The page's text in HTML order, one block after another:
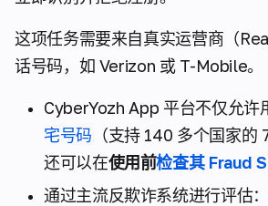
这项任务需要来自真实运营商（
话号码，如 Verizon 或 T-Mobile。
CyberYozh App 平台不仅允许
宅号码 （支持 140 多个国家的
还可以在使用前检查其 Fraud
通过主流反欺诈系统进行评估